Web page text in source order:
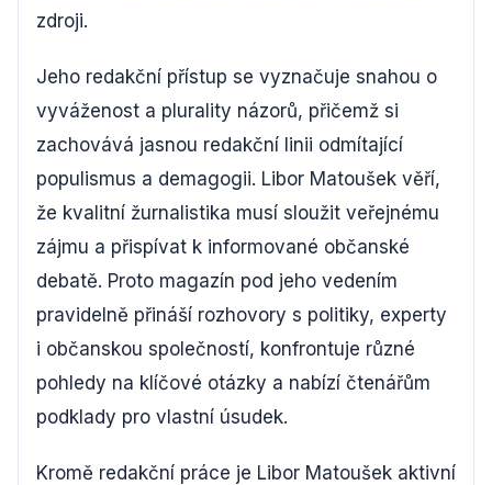
zdroji.
Jeho redakční přístup se vyznačuje snahou o
vyváženost a plurality názorů, přičemž si
zachovává jasnou redakční linii odmítající
populismus a demagogii. Libor Matoušek věří,
že kvalitní žurnalistika musí sloužit veřejnému
zájmu a přispívat k informované občanské
debatě. Proto magazín pod jeho vedením
pravidelně přináší rozhovory s politiky, experty
i občanskou společností, konfrontuje různé
pohledy na klíčové otázky a nabízí čtenářům
podklady pro vlastní úsudek.
Kromě redakční práce je Libor Matoušek aktivní